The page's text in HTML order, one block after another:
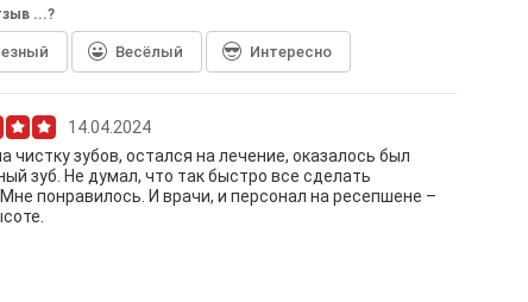
...?
Весёлый Интересно
14.04.2024
чистку зубов, остался на лечение, оказалось был
зуб. Не думал, что так быстро все сделать
понравилось. И врачи, и персонал на ресепшене –